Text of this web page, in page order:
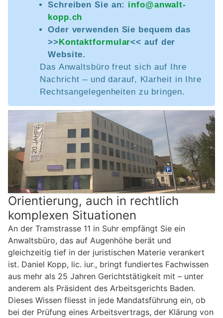
Schreiben Sie an: info@anwalt-
kopp.ch
Oder verwenden Sie bequem das
>>Kontaktformular<< auf der
Website.
Das Anwaltsbüro freut sich auf Ihre
Nachricht – und darauf, Klarheit in Ihre
Rechtsangelegenheiten zu bringen.
Orientierung, auch in rechtlich
komplexen Situationen
An der Tramstrasse 11 in Suhr empfängt Sie ein
Anwaltsbüro, das auf Augenhöhe berät und
gleichzeitig tief in der juristischen Materie verankert
ist. Daniel Kopp, lic. iur., bringt fundiertes Fachwissen
aus mehr als 25 Jahren Gerichtstätigkeit mit – unter
anderem als Präsident des Arbeitsgerichts Baden.
Dieses Wissen fliesst in jede Mandatsführung ein, ob
bei der Prüfung eines Arbeitsvertrags, der Klärung von